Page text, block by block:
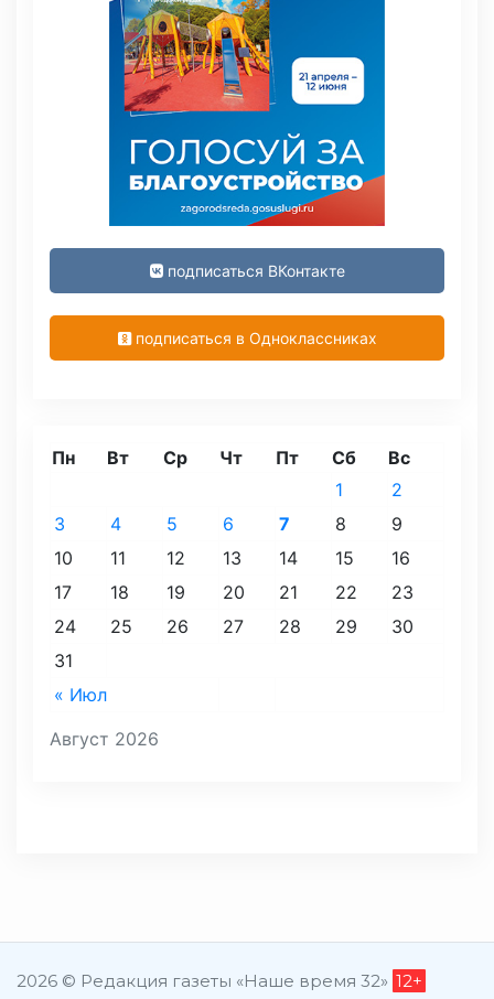
подписаться ВКонтакте
подписаться в Одноклассниках
Август 2026
Пн Вт Ср Чт Пт Сб Вс
« Июл
1
2
3
4 5 6 7 8
9
10
11 12 13 14 15
16
17
18 19 20 21 22
23
24
25 26 27 28 29
30
31
2026 © Редакция газеты «Наше время 32» 12+